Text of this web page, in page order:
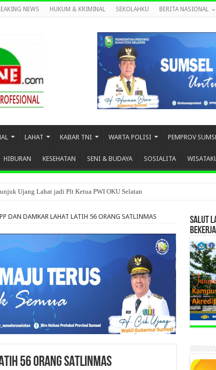
NEWS HUKUM & KRIMINAL SEKOLAHKU BERITA NASIONAL
LAHAT KABAR TNI WARTA POLISI PEMPROV
HIBURAN KESEHATAN SENI & BUDAYA SOSIALITA
Ujang Lahat jadi Plt Ketua PWI OKU Selatan
DAN DAMKAR LAHAT LATIH 56 ORANG SATLINMAS
56 ORANG SATLINMAS
SALUT